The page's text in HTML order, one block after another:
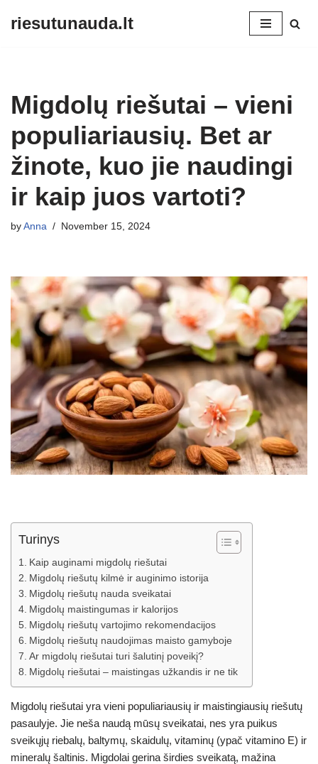
riesutunauda.lt
Migdolų riešutai – vieni
populiariausių. Bet ar
žinote, kuo jie naudingi
ir kaip juos vartoti?
by Anna November 15, 2024
Turinys
Kaip auginami migdolų riešutai
Migdolų riešutų kilmė ir auginimo istorija
Migdolų riešutų nauda sveikatai
Migdolų maistingumas ir kalorijos
Migdolų riešutų vartojimo rekomendacijos
Migdolų riešutų naudojimas maisto gamyboje
Ar migdolų riešutai turi šalutinį poveikį?
Migdolų riešutai – maistingas užkandis ir ne tik
Migdolų riešutai yra vieni populiariausių ir maistingiausių riešutų
pasaulyje. Jie neša naudą mūsų sveikatai, nes yra puikus
sveikųjų riebalų, baltymų, skaidulų, vitaminų (ypač vitamino E) ir
mineralų šaltinis. Migdolai gerina širdies sveikatą, mažina